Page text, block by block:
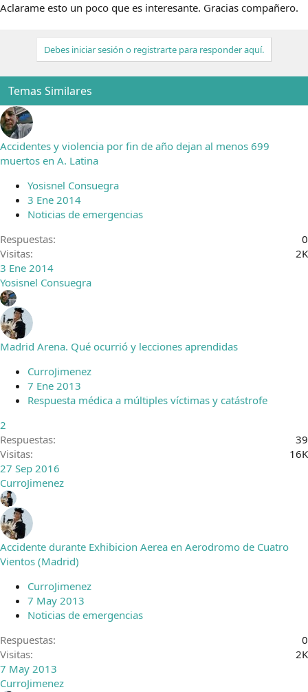
Aclarame esto un poco que es interesante. Gracias compañero.
Debes iniciar sesión o registrarte para responder aquí.
Temas Similares
Accidentes y violencia por fin de año dejan al menos 699
muertos en A. Latina
Yosisnel Consuegra
3 Ene 2014
Noticias de emergencias
Respuestas
0
Visitas
2K
3 Ene 2014
Yosisnel Consuegra
Madrid Arena. Qué ocurrió y lecciones aprendidas
CurroJimenez
7 Ene 2013
Respuesta médica a múltiples víctimas y catástrofe
2
Respuestas
39
Visitas
16K
27 Sep 2016
CurroJimenez
Accidente durante Exhibicion Aerea en Aerodromo de Cuatro
Vientos (Madrid)
CurroJimenez
7 May 2013
Noticias de emergencias
Respuestas
0
Visitas
2K
7 May 2013
CurroJimenez